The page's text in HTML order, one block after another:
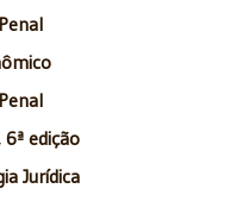
edição
Jurídica